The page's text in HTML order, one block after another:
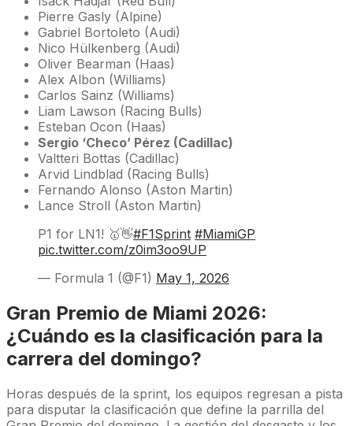
Pierre Gasly (Alpine)
Gabriel Bortoleto (Audi)
Nico Hülkenberg (Audi)
Oliver Bearman (Haas)
Alex Albon (Williams)
Carlos Sainz (Williams)
Liam Lawson (Racing Bulls)
Esteban Ocon (Haas)
Sergio ‘Checo’ Pérez (Cadillac)
Valtteri Bottas (Cadillac)
Arvid Lindblad (Racing Bulls)
Fernando Alonso (Aston Martin)
Lance Stroll (Aston Martin)
P1 for LN1! 🥇👋#F1Sprint #MiamiGP
pic.twitter.com/z0im3oo9UP
— Formula 1 (@F1) May 1, 2026
Gran Premio de Miami 2026:
¿Cuándo es la clasificación para la
carrera del domingo?
Horas después de la sprint, los equipos regresan a pista
para disputar la clasificación que define la parrilla del